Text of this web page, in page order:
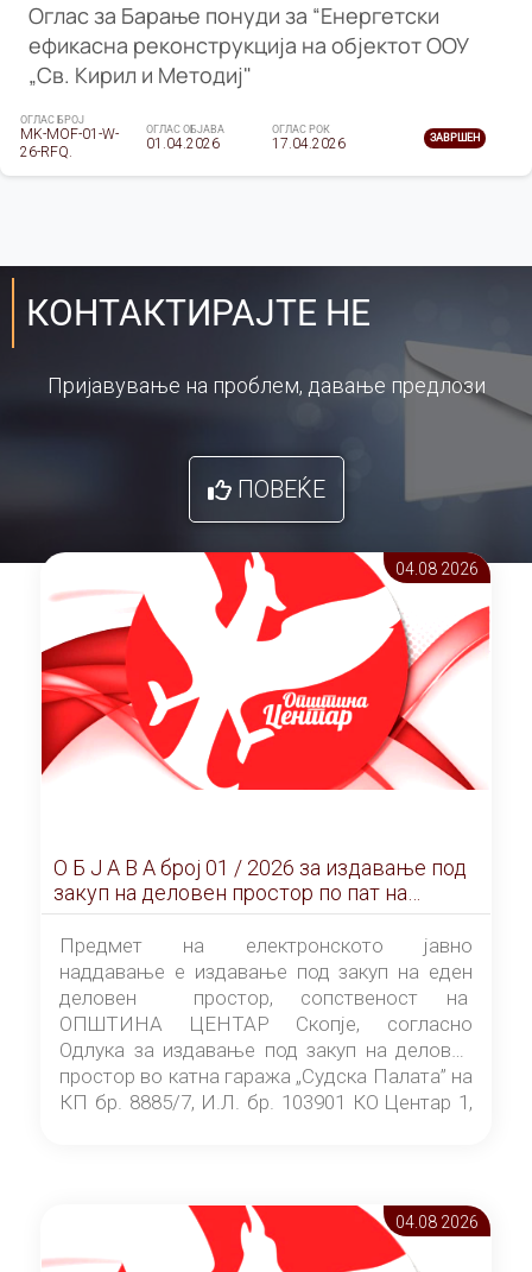
Оглас за Барање понуди за “Енергетски
ефикасна реконструкција на објектот ООУ
„Св. Кирил и Методиј"
ОГЛАС БРОЈ
MK-MOF-01-W-
26-RFQ.
ОГЛАС ОБЈАВА
01.04.2026
ОГЛАС РОК
17.04.2026 ЗАВРШЕН
КОНТАКТИРАЈТЕ НЕ
Пријавување на проблем, давање предлози
ПОВЕЌЕ
04.08 2026
О Б Ј А В А брoj 01 / 2026 за издавање под
закуп на деловен простор по пат на
ЕЛЕКТРОНСКО ЈАВНО НАДДАВАЊЕ
Предмет на електронското јавно
наддавање е издавање под закуп на еден
деловен простор, сопственост на
ОПШТИНА ЦЕНТАР Скопје, согласно
Одлука за издавање под закуп на деловен
простор во катна гаража „Судска Палата” на
КП бр. 8885/7, И.Л. бр. 103901 КО Центар 1,
Скопје” број 9/2026), за времетраење од 3
(три) години од денот на потпишувањето на
Договорот за закуп со најповолниот
04.08 2026